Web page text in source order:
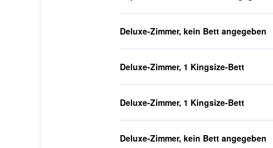
Deluxe-Zimmer, kein Bett angegeben
Deluxe-Zimmer, 1 Kingsize-Bett
Deluxe-Zimmer, 1 Kingsize-Bett
Deluxe-Zimmer, kein Bett angegeben